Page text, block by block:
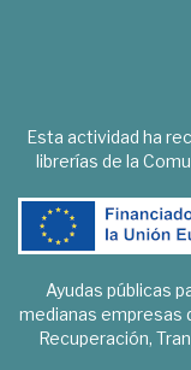
Esta actividad ha
librerías de la
Ayudas públicas
medianas empresas
Recuperación,